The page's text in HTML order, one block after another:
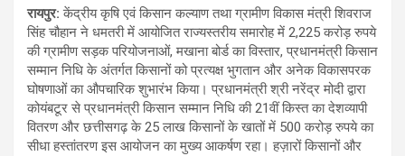
रायपुर:केंद्रीय कृषि एवं किसान कल्याण तथा ग्रामीण विकास मंत्री शिवराज
सिंह चौहान ने धमतरी में आयोजित राज्यस्तरीय समारोह में 2,225 करोड़ रुपये
की ग्रामीण सड़क परियोजनाओं, मखाना बोर्ड का विस्तार, प्रधानमंत्री किसान
सम्मान निधि के अंतर्गत किसानों को प्रत्यक्ष भुगतान और अनेक विकासपरक
घोषणाओं का औपचारिक शुभारंभ किया। प्रधानमंत्री श्री नरेंद्र मोदी द्वारा
कोयंबटूर से प्रधानमंत्री किसान सम्मान निधि की 21वीं किस्त का देशव्यापी
वितरण और छत्तीसगढ़ के 25 लाख किसानों के खातों में 500 करोड़ रुपये का
सीधा हस्तांतरण इस आयोजन का मुख्य आकर्षण रहा। हज़ारों किसानों और